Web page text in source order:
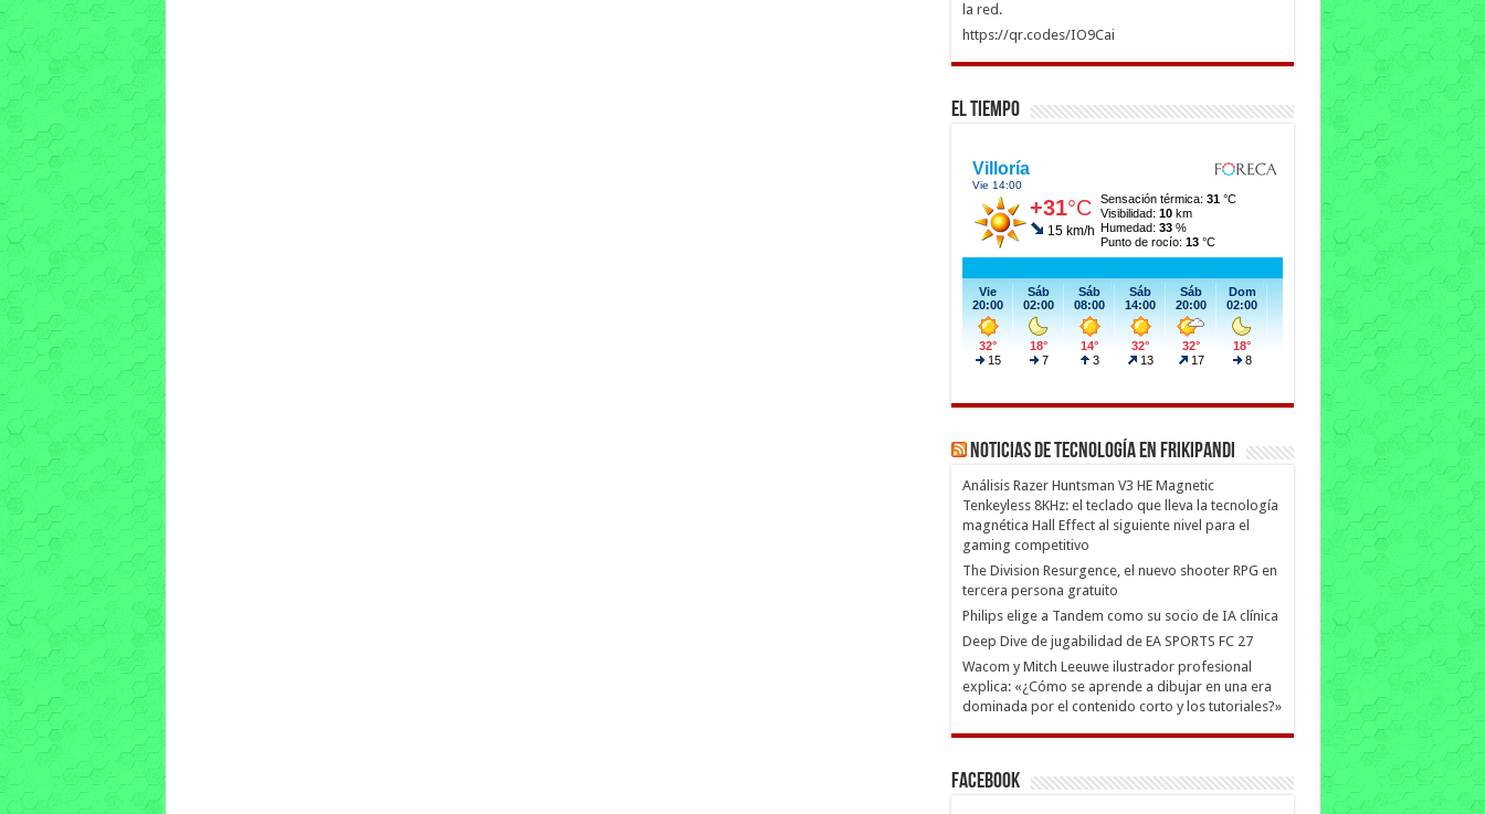
la red.
https://qr.codes/IO9Cai
El Tiempo
Noticias de Tecnología en Frikipandi
Análisis Razer Huntsman V3 HE Magnetic
Tenkeyless 8KHz: el teclado que lleva la tecnología
magnética Hall Effect al siguiente nivel para el
gaming competitivo
The Division Resurgence, el nuevo shooter RPG en
tercera persona gratuito
Philips elige a Tandem como su socio de IA clínica
Deep Dive de jugabilidad de EA SPORTS FC 27
Wacom y Mitch Leeuwe ilustrador profesional
explica: «¿Cómo se aprende a dibujar en una era
dominada por el contenido corto y los tutoriales?»
Facebook